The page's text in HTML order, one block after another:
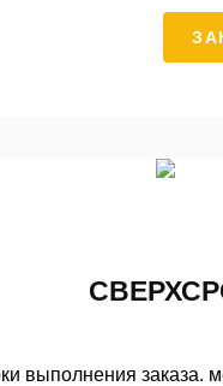
выполнения